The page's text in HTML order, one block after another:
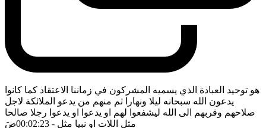
هو توحيد العبادة الذي يسميه المشركون في زماننا الاعتقاد كما كانوا
يدعون الله سبحانه ليلا ونهارا ثم منهم من يدعو الملائكة لاجل
صلاحهم وقربهم الى الله ليشفعوا لهم او يدعوا او يدعوا رجلا صالحا
مثل اللات او نبيا مثل - 00:02:23 ضَ